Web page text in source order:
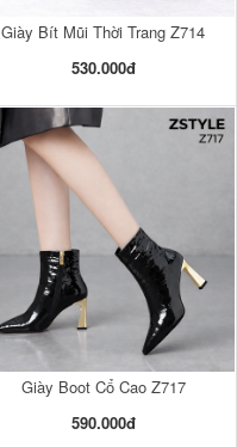
Giày Bít Mũi Thời Trang Z714
530.000đ
Giày Boot Cổ Cao Z717
590.000đ